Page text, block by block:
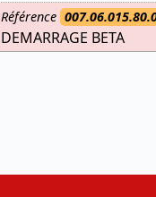
Référence
DEMARRAGE BETA